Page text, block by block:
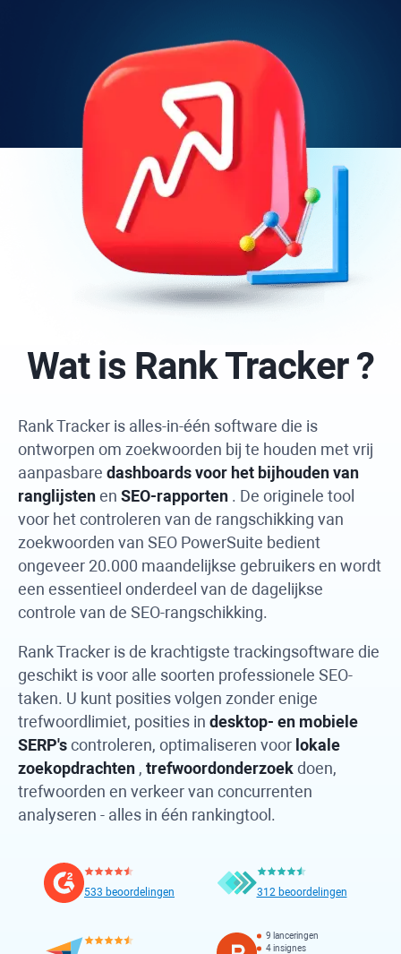
Wat is Rank Tracker?
Rank Tracker is alles-in-één software die is
ontworpen om zoekwoorden bij te houden met vrij
aanpasbare dashboards voor het bijhouden van
ranglijstenen SEO-rapporten . De originele tool
voor het controleren van de rangschikking van
zoekwoorden van SEO PowerSuite bedient
ongeveer 20.000 maandelijkse gebruikers en wordt
een essentieel onderdeel van de dagelijkse
controle van de SEO-rangschikking.
Rank Tracker is de krachtigste trackingsoftware die
geschikt is voor alle soorten professionele SEO-
taken. U kunt posities volgen zonder enige
trefwoordlimiet, posities in desktop- en mobiele
SERP'scontroleren, optimaliseren voor lokale
zoekopdrachten , trefwoordonderzoekdoen,
trefwoorden en verkeer van concurrenten
analyseren - alles in één rankingtool.
533 beoordelingen 312 beoordelingen
9 lanceringen
4 insignes